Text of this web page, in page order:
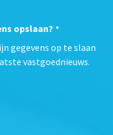
opslaan? *
gegevens op te slaan
vastgoednieuws.